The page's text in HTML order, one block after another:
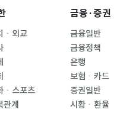
ㆍ외교
ㆍ스포츠
관계
금융·증권
금융일반
금융정책
은행
보험ㆍ카드
증권일반
시황ㆍ환율